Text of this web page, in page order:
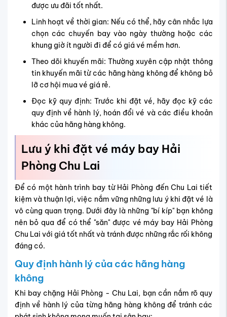
được ưu đãi tốt nhất.
Linh hoạt về thời gian: Nếu có thể, hãy cân nhắc lựa
chọn các chuyến bay vào ngày thường hoặc các
khung giờ ít người đi để có giá vé mềm hơn.
Theo dõi khuyến mãi: Thường xuyên cập nhật thông
tin khuyến mãi từ các hãng hàng không để không bỏ
lỡ cơ hội mua vé giá rẻ.
Đọc kỹ quy định: Trước khi đặt vé, hãy đọc kỹ các
quy định về hành lý, hoán đổi vé và các điều khoản
khác của hãng hàng không.
Lưu ý khi đặt vé máy bay Hải
Phòng Chu Lai
Để có một hành trình bay từ Hải Phòng đến Chu Lai tiết
kiệm và thuận lợi, việc nắm vững những lưu ý khi đặt vé là
vô cùng quan trọng. Dưới đây là những "bí kíp" bạn không
nên bỏ qua để có thể "săn" được vé máy bay Hải Phòng
Chu Lai với giá tốt nhất và tránh được những rắc rối không
đáng có.
Quy định hành lý của các hãng hàng
không
Khi bay chặng Hải Phòng - Chu Lai, bạn cần nắm rõ quy
định về hành lý của từng hãng hàng không để tránh các